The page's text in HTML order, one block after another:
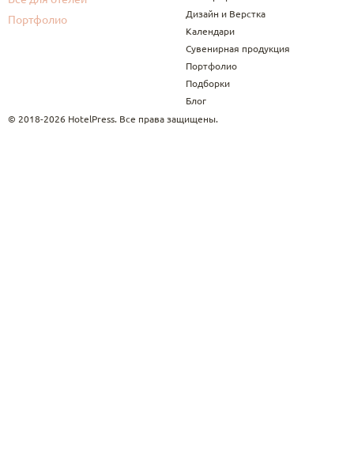
Портфолио
Дизайн и Верстка
Календари
Сувенирная продукция
Портфолио
Подборки
Блог
© 2018-2026 HotelPress. Все права защищены.